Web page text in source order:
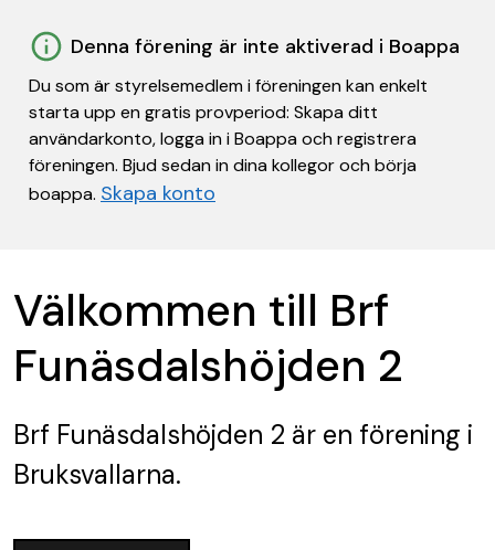
Denna förening är inte aktiverad i Boappa
Du som är styrelsemedlem i föreningen kan enkelt
starta upp en gratis provperiod: Skapa ditt
användarkonto, logga in i Boappa och registrera
föreningen. Bjud sedan in dina kollegor och börja
boappa. Skapa konto
Välkommen till Brf
Funäsdalshöjden 2
Brf Funäsdalshöjden 2 är en förening i
Bruksvallarna.